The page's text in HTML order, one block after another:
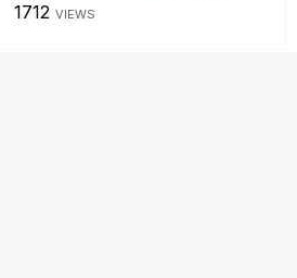
1712 VIEWS